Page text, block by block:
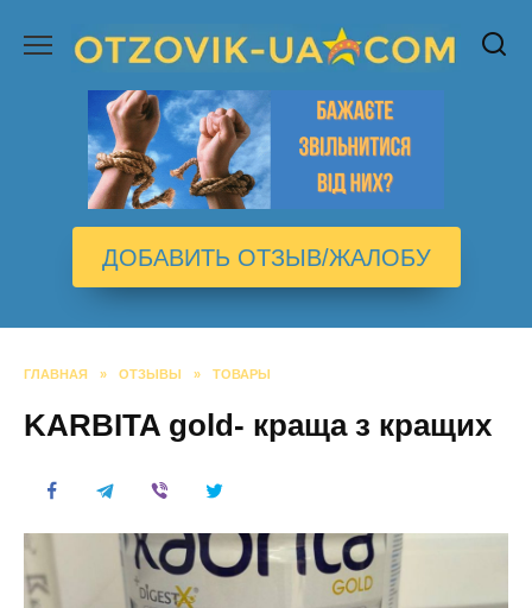
содержанию
ДОБАВИТЬ ОТЗЫВ/ЖАЛОБУ
ГЛАВНАЯ » ОТЗЫВЫ » ТОВАРЫ
KARBITA gold- краща з кращих